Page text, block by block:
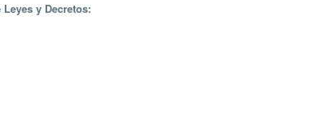
y Decretos: